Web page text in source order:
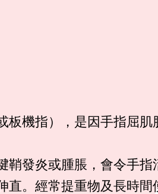
機指），是因手指屈
鞘發炎或腫脹，會令手
直。經常提重物及長時